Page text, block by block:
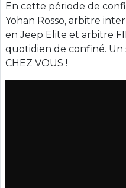
En cette période de
Yohan Rosso, arbitre
en Jeep Elite et arbitre
quotidien de confiné. Un
CHEZ VOUS !